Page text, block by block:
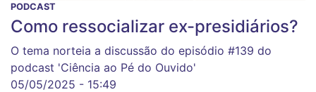
PODCAST
Como ressocializar ex-presidiários?
O tema norteia a discussão do episódio #139 do
podcast 'Ciência ao Pé do Ouvido'
05/05/2025 - 15:49